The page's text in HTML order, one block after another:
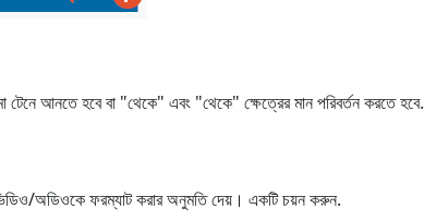
আনতে হবে বা "থেকে" এবং "থেকে" ক্ষেত্রের মান পরিবর্তন করতে হবে.
অডিওকে ফরম্যাট করার অনুমতি দেয়। একটি চয়ন করুন.